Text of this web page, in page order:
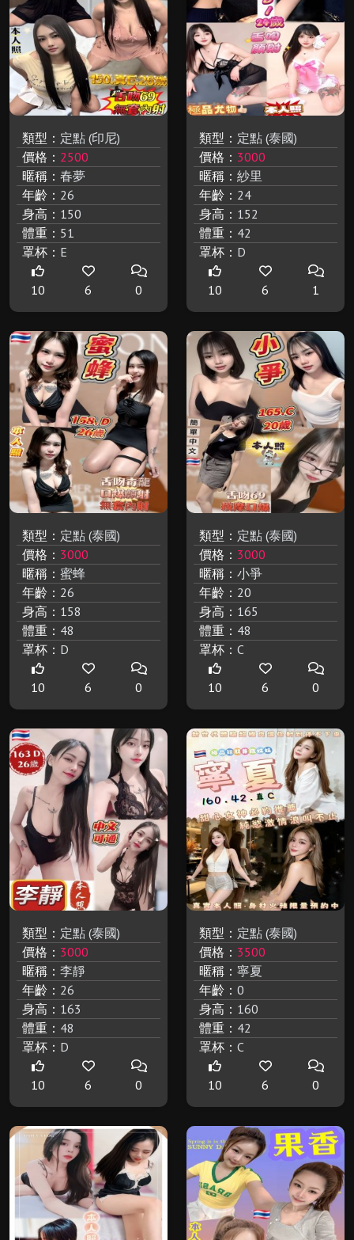
類型： 定點 (印尼)
價格： 2500
暱稱： 春夢
年齡： 26
身高： 150
體重： 51
罩杯： E
10 6 0
類型： 定點 (泰國)
價格： 3000
暱稱： 紗里
年齡： 24
身高： 152
體重： 42
罩杯： D
10 6 1
類型： 定點 (泰國)
價格： 3000
暱稱： 蜜蜂
年齡： 26
身高： 158
體重： 48
罩杯： D
10 6 0
類型： 定點 (泰國)
價格： 3000
暱稱： 小爭
年齡： 20
身高： 165
體重： 48
罩杯： C
10 6 0
類型： 定點 (泰國)
價格： 3000
暱稱： 李靜
年齡： 26
身高： 163
體重： 48
罩杯： D
10 6 0
類型： 定點 (泰國)
價格： 3500
暱稱： 寧夏
年齡： 0
身高： 160
體重： 42
罩杯： C
10 6 0